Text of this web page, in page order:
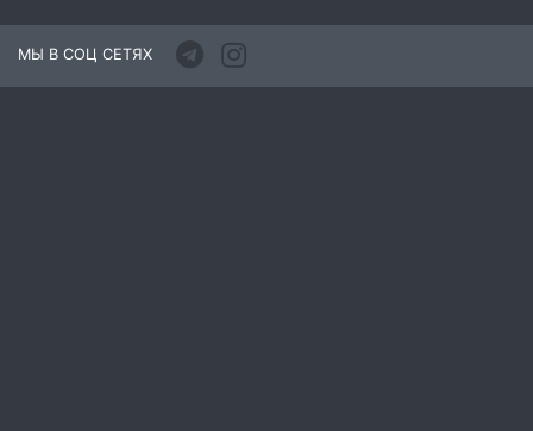
МЫ В СОЦ СЕТЯХ